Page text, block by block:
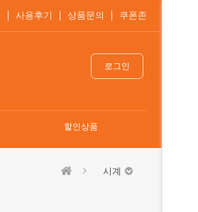
사용후기 상품문의 쿠폰존
로그인
할인상품
시계